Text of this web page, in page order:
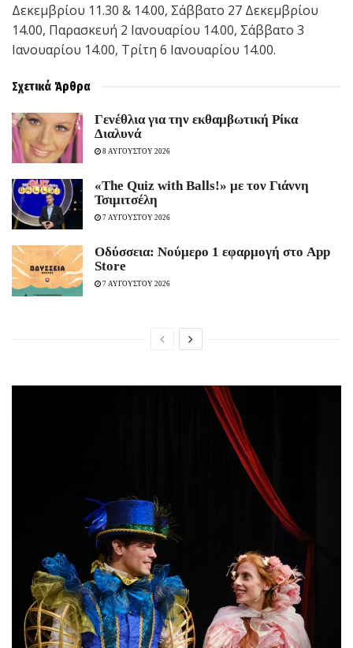
Δεκεμβρίου 11.30 & 14.00, Σάββατο 27 Δεκεμβρίου
14.00, Παρασκευή 2 Ιανουαρίου 14.00, Σάββατο 3
Ιανουαρίου 14.00, Τρίτη 6 Ιανουαρίου 14.00.
Σχετικά Άρθρα
Γενέθλια για την εκθαμβωτική Ρίκα
Διαλυνά
8 ΑΥΓΟΥΣΤΟΥ 2026
«The Quiz with Balls!» με τον Γιάννη
Τσιμιτσέλη
7 ΑΥΓΟΥΣΤΟΥ 2026
Οδύσσεια: Νούμερο 1 εφαρμογή στο App
Store
7 ΑΥΓΟΥΣΤΟΥ 2026